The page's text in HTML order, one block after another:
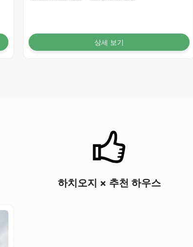
상세 보기
하치오지 × 추천 하우스